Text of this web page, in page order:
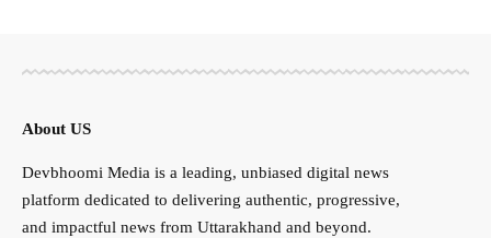
About US
Devbhoomi Media is a leading, unbiased digital news
platform dedicated to delivering authentic, progressive,
and impactful news from Uttarakhand and beyond.